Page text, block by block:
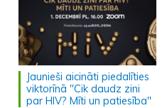
Jaunieši aicināti piedalīties
viktorīnā "Cik daudz zini
par HIV? Mīti un patiesība"